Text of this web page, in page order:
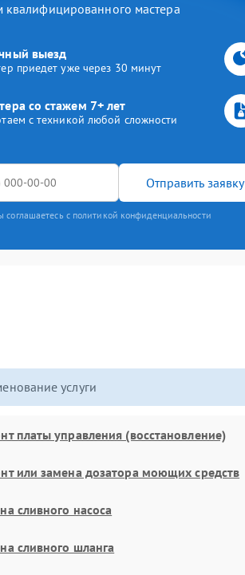
квалифицированного мастера
выезд
приедет уже через 30 минут
со стажем 7+ лет
с техникой любой сложности
Отправить заявку
соглашаетесь с политикой конфиденциальности
услуги
платы управления (восстановление)
или замена дозатора моющих средств
сливного насоса
сливного шланга